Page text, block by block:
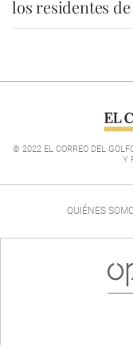
los residentes
© 2022 EL CORREO DEL
Y
QUIÉNES